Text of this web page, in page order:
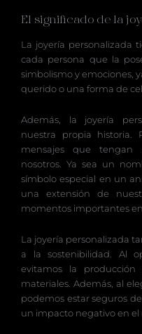
El significado de la
La joyería personalizada
cada persona que la
simbolismo y emociones,
querido o una forma de
Además, la joyería
nuestra propia historia.
mensajes que tengan
nosotros. Ya sea un
símbolo especial en un
una extensión de
momentos importantes
La joyería personalizada
a la sostenibilidad. Al
evitamos la
materiales. Además, al
podemos estar seguros
un impacto negativo en el